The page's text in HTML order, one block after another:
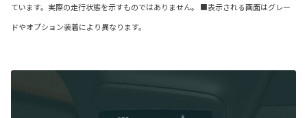
ています。実際の走行状態を示すものではありません。 ■表示される画面はグレー
ドやオプション装着により異なります。